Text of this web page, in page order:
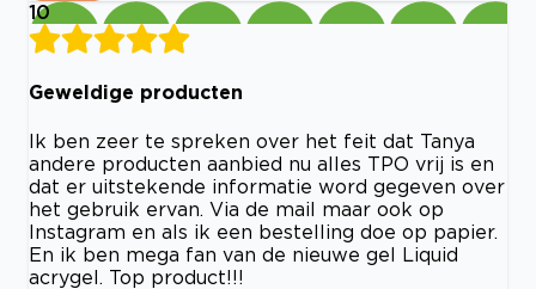
10
Geweldige producten
Ik ben zeer te spreken over het feit dat Tanya
andere producten aanbied nu alles TPO vrij is en
dat er uitstekende informatie word gegeven over
het gebruik ervan. Via de mail maar ook op
Instagram en als ik een bestelling doe op papier.
En ik ben mega fan van de nieuwe gel Liquid
acrygel. Top product!!!